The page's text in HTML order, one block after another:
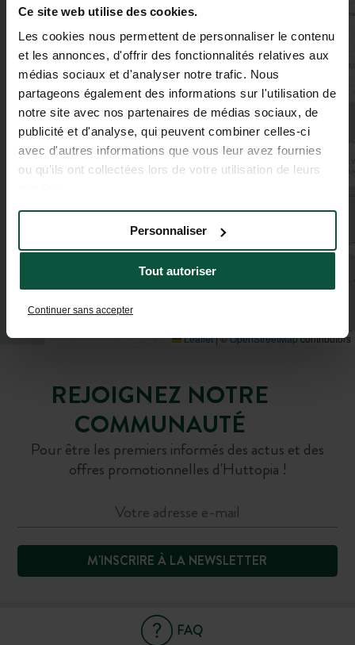
Ce site web utilise des cookies.
Les cookies nous permettent de personnaliser le contenu
et les annonces, d'offrir des fonctionnalités relatives aux
médias sociaux et d'analyser notre trafic. Nous
partageons également des informations sur l'utilisation de
notre site avec nos partenaires de médias sociaux, de
publicité et d'analyse, qui peuvent combiner celles-ci
avec d'autres informations que vous leur avez fournies
ou qu'ils ont collectées lors de votre utilisation de leurs
Tout autoriser
Personnaliser
Continuer sans accepter
Leaflet|©OpenStreetMapcontributors
REJOIGNEZ NOTRE
COMMUNAUTÉ
Pour être les premiers informés des actus et des
offres promotionnelles d'Huttopia !
M'INSCRIRE À LA NEWSLETTER
FAQ